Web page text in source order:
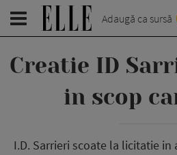
Adaugă ca sursă
Creatie ID
in scop
I.D. Sarrieri scoate la licitatie in